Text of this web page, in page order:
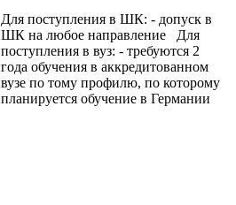
Для поступления в ШК: - допуск в
ШК на любое направление Для
поступления в вуз: - требуются 2
года обучения в аккредитованном
вузе по тому профилю, по которому
планируется обучение в Германии